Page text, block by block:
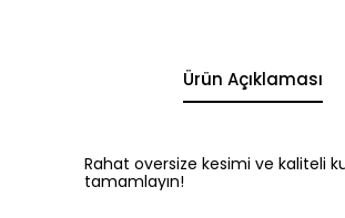
Ürün Açıklaması
Rahat oversize kesimi ve kaliteli
tamamlayın!